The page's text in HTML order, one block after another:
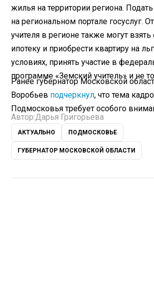
жилья на территории региона.
на региональном портале госуслуг.
учителя в регионе также могут
ипотеку и приобрести квартиру на
условиях, принять участие в
программе «Земский учитель» и не
Ранее губернатор Московской
Воробьев подчеркнул, что тема
Подмосковья требует особого
Автор:Дарья Григорьева
АКТУАЛЬНО ПОДМОСКОВЬЕ
ГУБЕРНАТОР МОСКОВСКОЙ ОБЛАСТИ